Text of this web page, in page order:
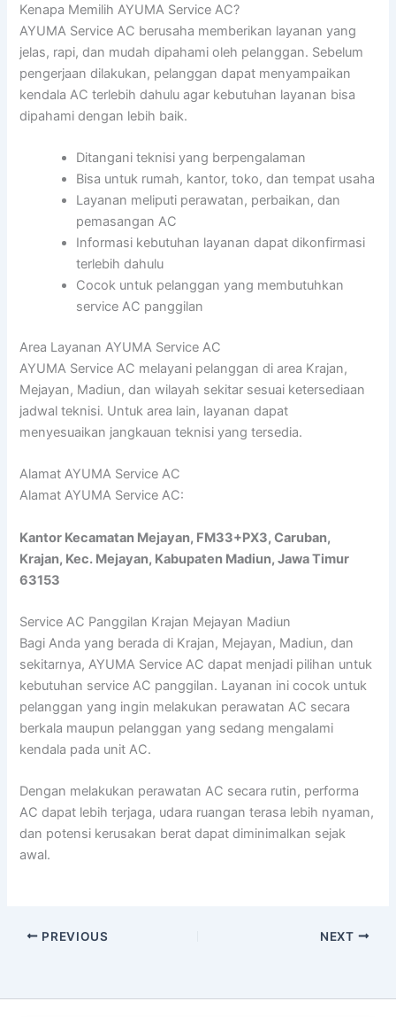
Kenapa Memilih AYUMA Service AC?
AYUMA Service AC berusaha memberikan layanan yang
jelas, rapi, dan mudah dipahami oleh pelanggan. Sebelum
pengerjaan dilakukan, pelanggan dapat menyampaikan
kendala AC terlebih dahulu agar kebutuhan layanan bisa
dipahami dengan lebih baik.
Ditangani teknisi yang berpengalaman
Bisa untuk rumah, kantor, toko, dan tempat usaha
Layanan meliputi perawatan, perbaikan, dan
pemasangan AC
Informasi kebutuhan layanan dapat dikonfirmasi
terlebih dahulu
Cocok untuk pelanggan yang membutuhkan
service AC panggilan
Area Layanan AYUMA Service AC
AYUMA Service AC melayani pelanggan di area Krajan,
Mejayan, Madiun, dan wilayah sekitar sesuai ketersediaan
jadwal teknisi. Untuk area lain, layanan dapat
menyesuaikan jangkauan teknisi yang tersedia.
Alamat AYUMA Service AC
Alamat AYUMA Service AC:
Kantor Kecamatan Mejayan, FM33+PX3, Caruban,
Krajan, Kec. Mejayan, Kabupaten Madiun, Jawa Timur
63153
Service AC Panggilan Krajan Mejayan Madiun
Bagi Anda yang berada di Krajan, Mejayan, Madiun, dan
sekitarnya, AYUMA Service AC dapat menjadi pilihan untuk
kebutuhan service AC panggilan. Layanan ini cocok untuk
pelanggan yang ingin melakukan perawatan AC secara
berkala maupun pelanggan yang sedang mengalami
kendala pada unit AC.
Dengan melakukan perawatan AC secara rutin, performa
AC dapat lebih terjaga, udara ruangan terasa lebih nyaman,
dan potensi kerusakan berat dapat diminimalkan sejak
awal.
PREVIOUS NEXT